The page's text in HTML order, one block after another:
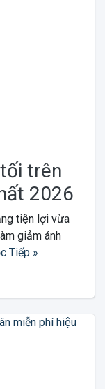
trên
2026
tiện lợi vừa
giảm ánh
Tiếp »